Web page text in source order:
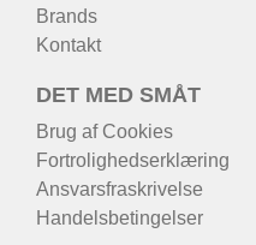
Brands
Kontakt
DET MED SMÅT
Brug af Cookies
Fortrolighedserklæring
Ansvarsfraskrivelse
Handelsbetingelser